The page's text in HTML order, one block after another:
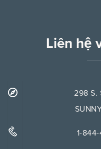
Liên hệ
298 S.
1-